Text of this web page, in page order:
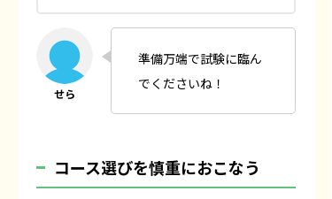
準備万端で試験に臨ん
でくださいね！
コース選びを慎重におこなう